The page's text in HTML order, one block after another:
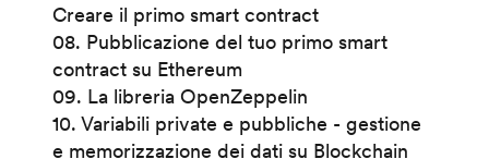
Creare il primo smart contract
08. Pubblicazione del tuo primo smart
contract su Ethereum
09. La libreria OpenZeppelin
10. Variabili private e pubbliche - gestione
e memorizzazione dei dati su Blockchain